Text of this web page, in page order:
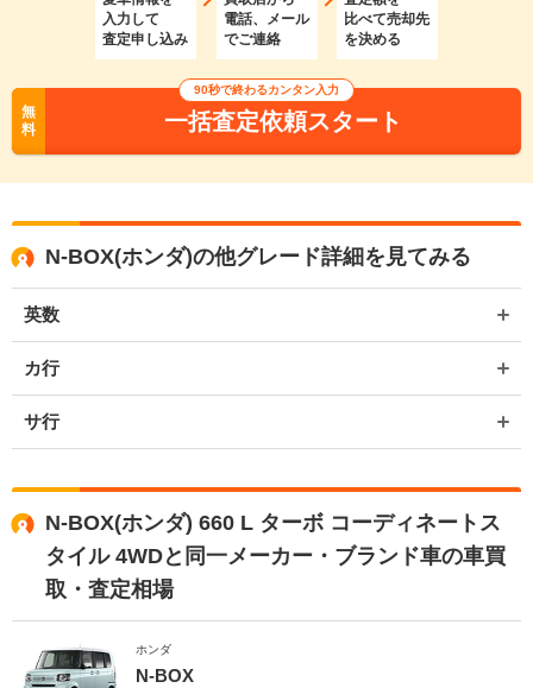
入力して
査定申し込み
電話、メール
でご連絡
比べて売却先
を決める
無
料
90秒で終わるカンタン入力
一括査定依頼スタート
N-BOX(ホンダ)の他グレード詳細を見てみる
英数
カ行
サ行
N-BOX(ホンダ) 660 L ターボ コーディネートス
タイル 4WDと同一メーカー・ブランド車の車買
取・査定相場
ホンダ
N-BOX